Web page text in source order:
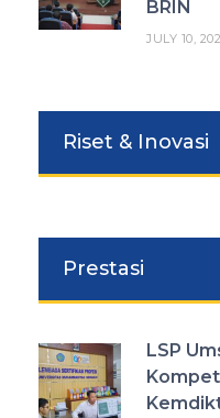
BRIN
JULY 10,
Riset & Inovasi
Prestasi
LSP